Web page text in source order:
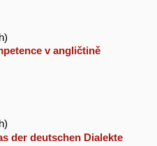
v angličtině
der deutschen Dialekte